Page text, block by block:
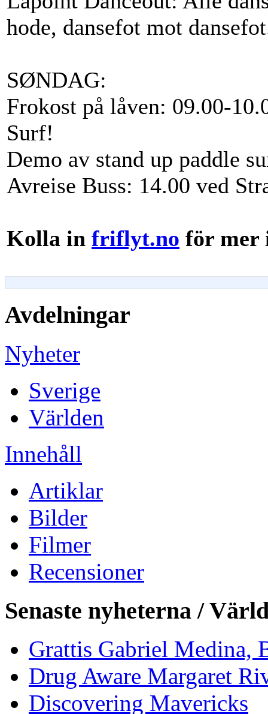
hode, dansefot mot
SØNDAG:
Frokost på låven: 09.00-
Surf!
Demo av stand up paddle
Avreise Buss: 14.00 ved
Kolla in friflyt.no för mer
Avdelningar
Nyheter
Sverige
Världen
Innehåll
Artiklar
Bilder
Filmer
Recensioner
Senaste nyheterna /
Grattis Gabriel Medina,
Drug Aware Margaret
Discovering Mavericks